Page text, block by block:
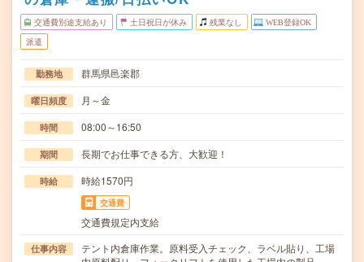
交通費別途支給あり 土日祝日が休み 残業なし WEB登録OK
派遣
勤務地 群馬県邑楽郡
曜日頻度 月～金
時間 08:00～16:50
期間 長期でお仕事できる方、大歓迎！
時給 時給1570円
交通費
交通費規定内支給
仕事内容
テント内倉庫作業。原料受入チェック、ラベル貼り、工場